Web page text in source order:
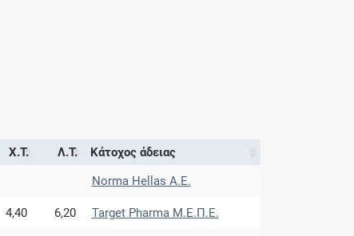
Χ.Τ. Λ.Τ.
Κάτοχος άδειας
Norma Hellas A.E.
4,40 6,20 Target Pharma Μ.Ε.Π.Ε.